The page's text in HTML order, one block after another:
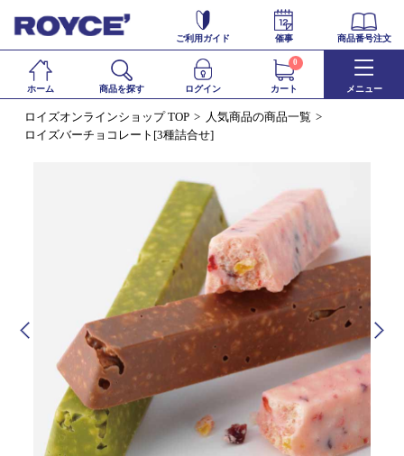
ご利用ガイド 催事 商品番号注文
ホーム 商品を探す ログイン カート
0
メニュー
ロイズオンラインショップ TOP
人気商品の商品一覧
ロイズバーチョコレート[3種詰合せ]